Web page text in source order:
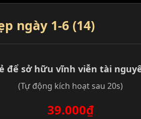
ngày 1-6 (14)
để sở hữu vĩnh viễn tài
(Tự động kích hoạt sau 20s)
39.000₫